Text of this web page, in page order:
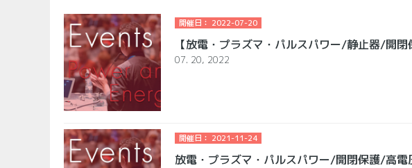
開催日： 2022-07-20
【放電・プラズマ・パルスパワー/静止器/開
07. 20, 2022
開催日： 2021-11-24
放電・プラズマ・パルスパワー/開閉保護/高電